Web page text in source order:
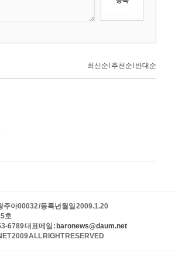
주아00032 /등록년월일 2009.1.20
호
6789 대표메일 : baronews@daum.net
2009 ALL RIGHT RESERVED